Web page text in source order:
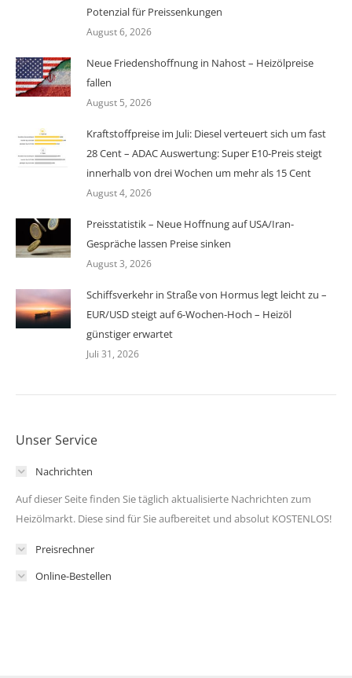
Potenzial für Preissenkungen
August 6, 2026
Neue Friedenshoffnung in Nahost – Heizölpreise
fallen
August 5, 2026
Kraftstoffpreise im Juli: Diesel verteuert sich um fast
28 Cent – ADAC Auswertung: Super E10-Preis steigt
innerhalb von drei Wochen um mehr als 15 Cent
August 4, 2026
Preisstatistik – Neue Hoffnung auf USA/Iran-
Gespräche lassen Preise sinken
August 3, 2026
Schiffsverkehr in Straße von Hormus legt leicht zu –
EUR/USD steigt auf 6-Wochen-Hoch – Heizöl
günstiger erwartet
Juli 31, 2026
Unser Service
Nachrichten
Auf dieser Seite finden Sie täglich aktualisierte Nachrichten zum
Heizölmarkt. Diese sind für Sie aufbereitet und absolut KOSTENLOS!
Preisrechner
Online-Bestellen